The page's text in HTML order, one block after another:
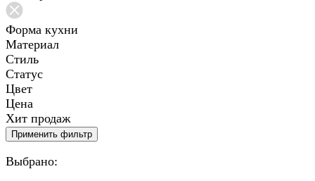
Форма кухни
Материал
Стиль
Статус
Цвет
Цена
Хит продаж
Применить фильтр
Выбрано: